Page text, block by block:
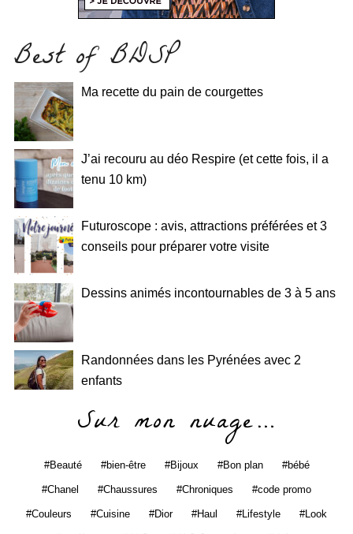
Best of BDSP
Ma recette du pain de courgettes
J’ai recouru au déo Respire (et cette fois, il a
tenu 10 km)
Futuroscope : avis, attractions préférées et 3
conseils pour préparer votre visite
Dessins animés incontournables de 3 à 5 ans
Randonnées dans les Pyrénées avec 2
enfants
Sur mon nuage…
Beauté bien-être Bijoux Bon plan bébé
Chanel Chaussures Chroniques code promo
Couleurs Cuisine Dior Haul Lifestyle Look